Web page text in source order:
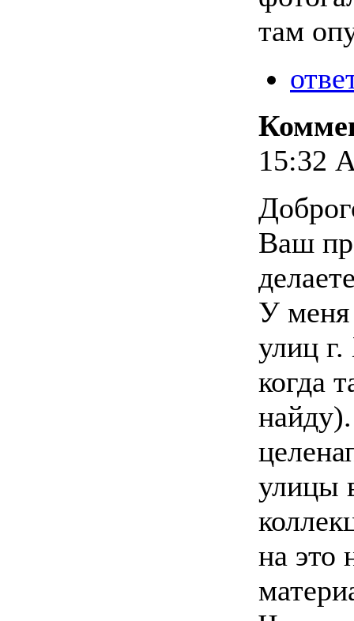
там
15:32
Ваш
У меня
улиц
когда
улицы
на это